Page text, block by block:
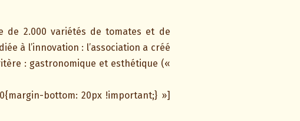
de 2.000 variétés de tomates et de
à l’innovation : l’association a créé
: gastronomique et esthétique («
bottom: 20px !important;} »]